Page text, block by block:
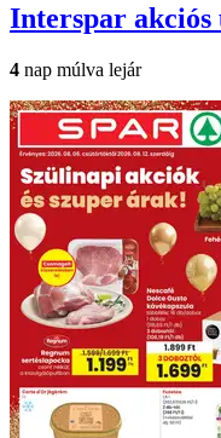
Interspar akciós
4 nap múlva lejár